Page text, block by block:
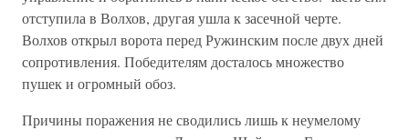
отступила в Волхов, другая ушла к засечной черте.
Волхов открыл ворота перед Ружинским после двух дней
сопротивления. Победителям досталось множество
пушек и огромный обоз.
Причины поражения не сводились лишь к неумелому